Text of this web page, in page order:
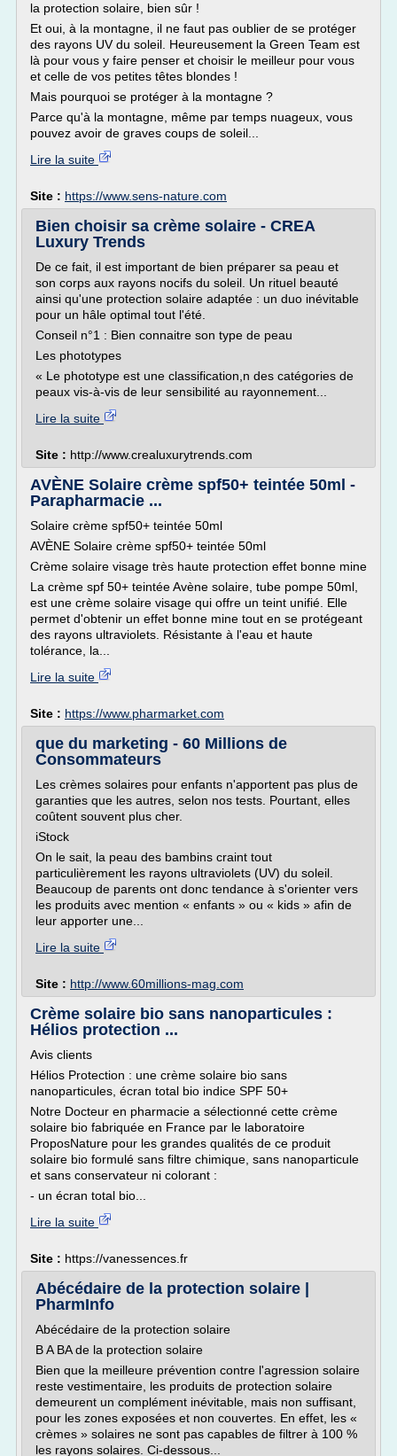
la protection solaire, bien sûr !
Et oui, à la montagne, il ne faut pas oublier de se protéger
des rayons UV du soleil. Heureusement la Green Team est
là pour vous y faire penser et choisir le meilleur pour vous
et celle de vos petites têtes blondes !
Mais pourquoi se protéger à la montagne ?
Parce qu'à la montagne, même par temps nuageux, vous
pouvez avoir de graves coups de soleil...
Lire la suite
Site : https://www.sens-nature.com
Bien choisir sa crème solaire - CREA
Luxury Trends
De ce fait, il est important de bien préparer sa peau et
son corps aux rayons nocifs du soleil. Un rituel beauté
ainsi qu'une protection solaire adaptée : un duo inévitable
pour un hâle optimal tout l'été.
Conseil n°1 : Bien connaitre son type de peau
Les phototypes
« Le phototype est une classification,n des catégories de
peaux vis-à-vis de leur sensibilité au rayonnement...
Lire la suite
Site : http://www.crealuxurytrends.com
AVÈNE Solaire crème spf50+ teintée 50ml -
Parapharmacie ...
Solaire crème spf50+ teintée 50ml
AVÈNE Solaire crème spf50+ teintée 50ml
Crème solaire visage très haute protection effet bonne mine
La crème spf 50+ teintée Avène solaire, tube pompe 50ml,
est une crème solaire visage qui offre un teint unifié. Elle
permet d'obtenir un effet bonne mine tout en se protégeant
des rayons ultraviolets. Résistante à l'eau et haute
tolérance, la...
Lire la suite
Site : https://www.pharmarket.com
que du marketing - 60 Millions de
Consommateurs
Les crèmes solaires pour enfants n'apportent pas plus de
garanties que les autres, selon nos tests. Pourtant, elles
coûtent souvent plus cher.
iStock
On le sait, la peau des bambins craint tout
particulièrement les rayons ultraviolets (UV) du soleil.
Beaucoup de parents ont donc tendance à s'orienter vers
les produits avec mention « enfants » ou « kids » afin de
leur apporter une...
Lire la suite
Site : http://www.60millions-mag.com
Crème solaire bio sans nanoparticules :
Hélios protection ...
Avis clients
Hélios Protection : une crème solaire bio sans
nanoparticules, écran total bio indice SPF 50+
Notre Docteur en pharmacie a sélectionné cette crème
solaire bio fabriquée en France par le laboratoire
ProposNature pour les grandes qualités de ce produit
solaire bio formulé sans filtre chimique, sans nanoparticule
et sans conservateur ni colorant :
- un écran total bio...
Lire la suite
Site : https://vanessences.fr
Abécédaire de la protection solaire |
PharmInfo
Abécédaire de la protection solaire
B A BA de la protection solaire
Bien que la meilleure prévention contre l'agression solaire
reste vestimentaire, les produits de protection solaire
demeurent un complément inévitable, mais non suffisant,
pour les zones exposées et non couvertes. En effet, les «
crèmes » solaires ne sont pas capables de filtrer à 100 %
les rayons solaires. Ci-dessous...